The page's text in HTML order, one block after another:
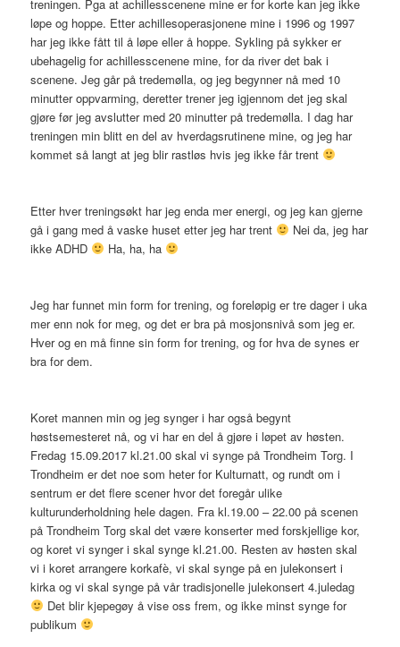
treningen. Pga at achillesscenene mine er for korte kan jeg ikke
løpe og hoppe. Etter achillesoperasjonene mine i 1996 og 1997
har jeg ikke fått til å løpe eller å hoppe. Sykling på sykker er
ubehagelig for achillesscenene mine, for da river det bak i
scenene. Jeg går på tredemølla, og jeg begynner nå med 10
minutter oppvarming, deretter trener jeg igjennom det jeg skal
gjøre før jeg avslutter med 20 minutter på tredemølla. I dag har
treningen min blitt en del av hverdagsrutinene mine, og jeg har
kommet så langt at jeg blir rastløs hvis jeg ikke får trent
Etter hver treningsøkt har jeg enda mer energi, og jeg kan gjerne
gå i gang med å vaske huset etter jeg har trent
Nei da, jeg har
ikke ADHD
Ha, ha, ha
Jeg har funnet min form for trening, og foreløpig er tre dager i uka
mer enn nok for meg, og det er bra på mosjonsnivå som jeg er.
Hver og en må finne sin form for trening, og for hva de synes er
bra for dem.
Koret mannen min og jeg synger i har også begynt
høstsemesteret nå, og vi har en del å gjøre i løpet av høsten.
Fredag 15.09.2017 kl.21.00 skal vi synge på Trondheim Torg. I
Trondheim er det noe som heter for Kulturnatt, og rundt om i
sentrum er det flere scener hvor det foregår ulike
kulturunderholdning hele dagen. Fra kl.19.00 – 22.00 på scenen
på Trondheim Torg skal det være konserter med forskjellige kor,
og koret vi synger i skal synge kl.21.00. Resten av høsten skal
vi i koret arrangere korkafè, vi skal synge på en julekonsert i
kirka og vi skal synge på vår tradisjonelle julekonsert 4.juledag
Det blir kjepegøy å vise oss frem, og ikke minst synge for
publikum